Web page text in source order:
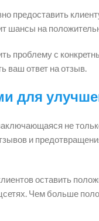
предоставить
шансы на
проблему с
ваш ответ на отзыв.
для
не
и
оставить
Чем больше